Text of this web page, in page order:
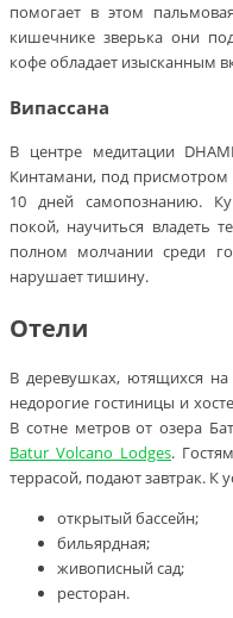
помогает в этом
кишечнике зверька они
кофе обладает изысканным
Випассана
В центре медитации
Кинтамани, под
10 дней самопознанию.
покой, научиться владеть
полном молчании среди
нарушает тишину.
Отели
В деревушках, ютящихся
недорогие гостиницы и
В сотне метров от озера
Batur Volcano Lodges.
террасой, подают завтрак. К
открытый бассейн;
бильярдная;
живописный сад;
ресторан.